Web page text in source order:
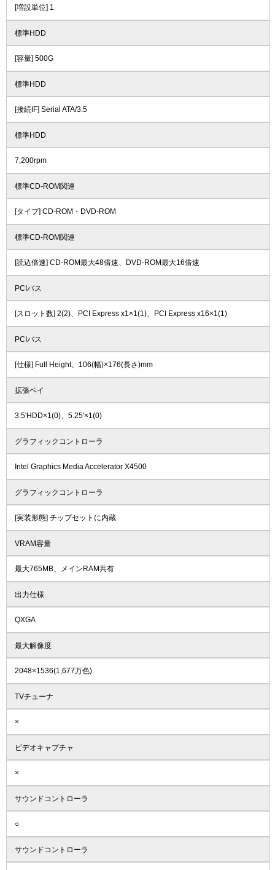
[増設単位] 1
標準HDD
[容量] 500G
標準HDD
[接続IF] Serial ATA/3.5
標準HDD
7,200rpm
標準CD-ROM関連
[タイプ] CD-ROM・DVD-ROM
標準CD-ROM関連
[読込倍速] CD-ROM最大48倍速、DVD-ROM最大16倍速
PCIバス
[スロット数] 2(2)、PCI Express x1×1(1)、PCI Express x16×1(1)
PCIバス
[仕様] Full Height、106(幅)×176(長さ)mm
拡張ベイ
3.5'HDD×1(0)、5.25'×1(0)
グラフィックコントローラ
Intel Graphics Media Accelerator X4500
グラフィックコントローラ
[実装形態] チップセットに内蔵
VRAM容量
最大765MB、メインRAM共有
出力仕様
QXGA
最大解像度
2048×1536(1,677万色)
TVチューナ
×
ビデオキャプチャ
×
サウンドコントローラ
○
サウンドコントローラ